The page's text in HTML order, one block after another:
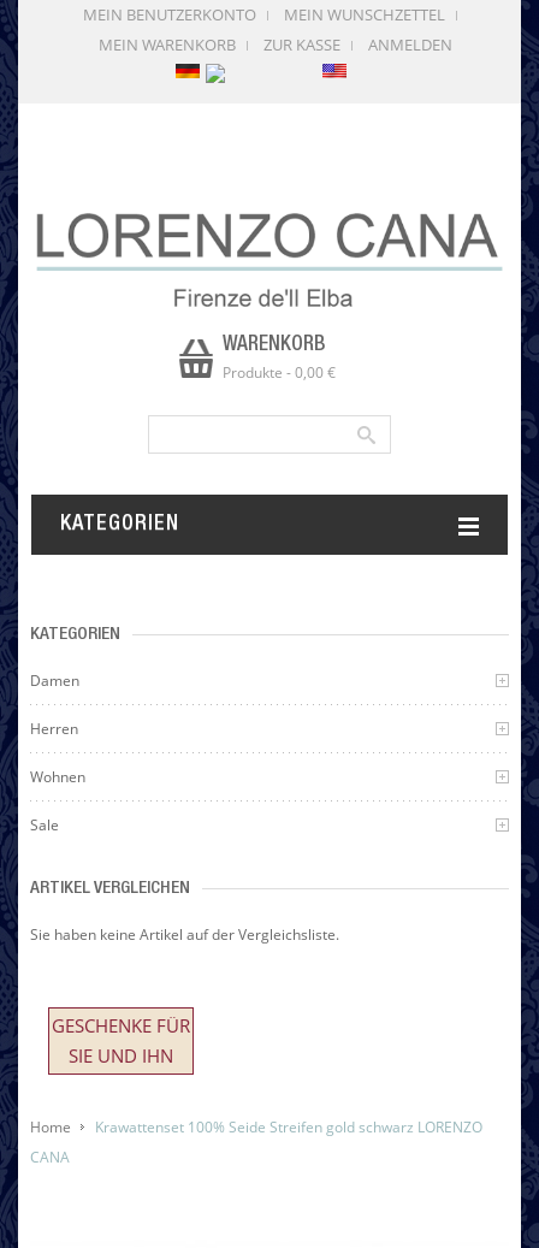
MEIN BENUTZERKONTO
MEIN WUNSCHZETTEL
MEIN WARENKORB
ZUR KASSE ANMELDEN
WARENKORB
Produkte -0,00 €
KATEGORIEN
KATEGORIEN
Damen
Herren
Wohnen
Sale
ARTIKEL VERGLEICHEN
Sie haben keine Artikel auf der Vergleichsliste.
GESCHENKE FÜR
SIE UND IHN
Home
Krawattenset 100% Seide Streifen gold schwarz LORENZO
CANA